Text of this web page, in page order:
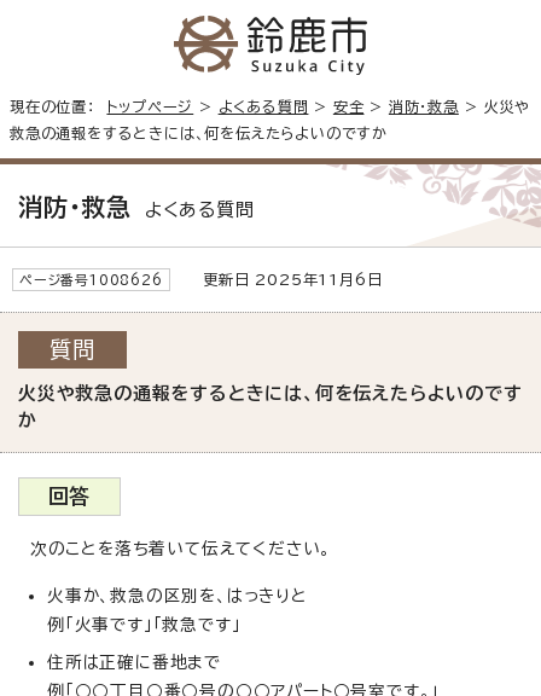
現在の位置： トップページ > よくある質問 > 安全 > 消防・救急 > 火災や
救急の通報をするときには、何を伝えたらよいのですか
消防・救急 よくある質問
ページ番号1008626 更新日 2025年11月6日
質問
火災や救急の通報をするときには、何を伝えたらよいのです
か
回答
次のことを落ち着いて伝えてください。
火事か、救急の区別を、はっきりと
例「火事です」「救急です」
住所は正確に番地まで
例「○○丁目○番○号の○○アパート○号室です。」